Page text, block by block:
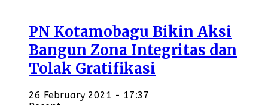
PN Kotamobagu Bikin Aksi
Bangun Zona Integritas dan
Tolak Gratifikasi
26 February 2021 - 17:37